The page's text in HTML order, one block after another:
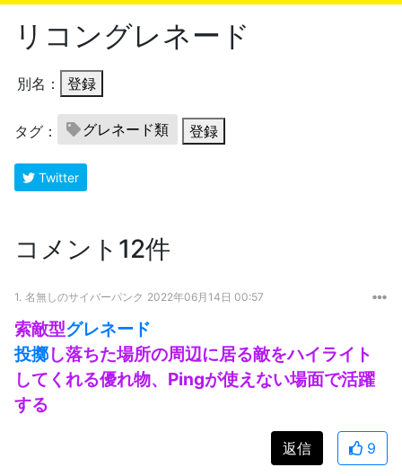
リコングレネード
別名： 登録
タグ： グレネード類 登録
Twitter
コメント12件
1. 名無しのサイバーパンク 2022年06月14日 00:57
索敵型グレネード
投擲し落ちた場所の周辺に居る敵をハイライト
してくれる優れ物、Pingが使えない場面で活躍
する
返信 9